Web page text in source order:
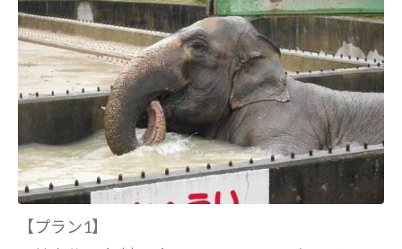
【プラン1】